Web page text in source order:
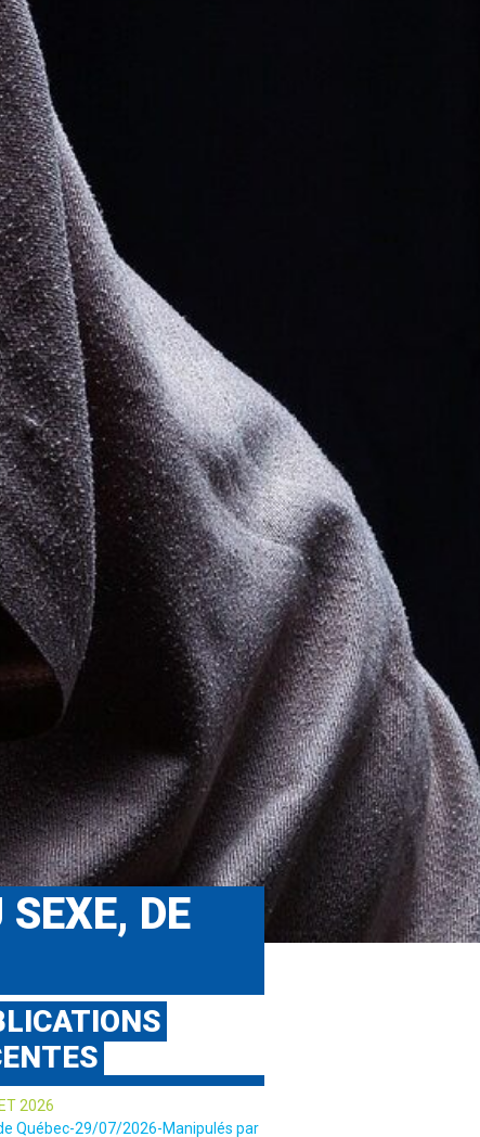
DE
2026
Québec-29/07/2026-Manipulés par